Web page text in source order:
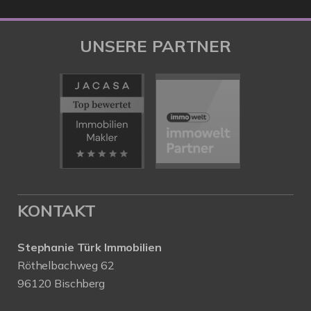
UNSERE PARTNER
KONTAKT
Stephanie Türk Immobilien
Röthelbachweg 62
96120 Bischberg